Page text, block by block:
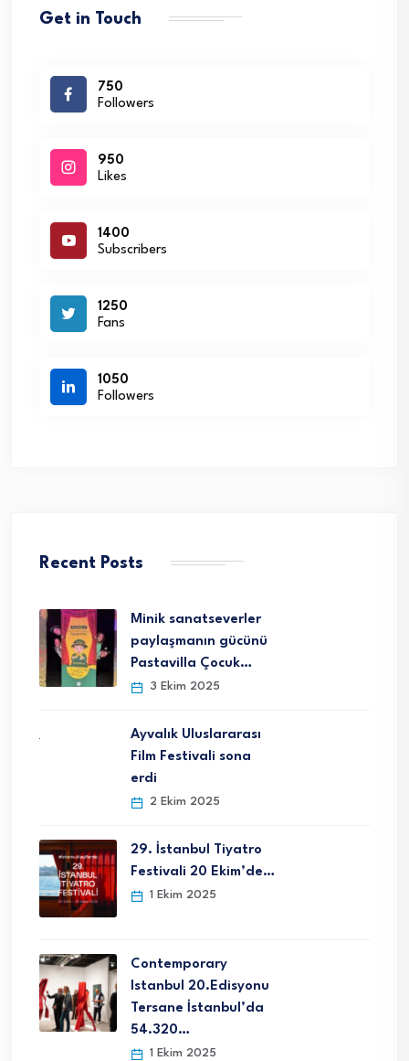
Get in Touch
750
Followers
950
Likes
1400
Subscribers
1250
Fans
1050
Followers
Recent Posts
Minik sanatseverler
paylaşmanın gücünü
Pastavilla Çocuk…
3 Ekim 2025
Ayvalık Uluslararası
Film Festivali sona
erdi
2 Ekim 2025
29. İstanbul Tiyatro
Festivali 20 Ekim’de…
1 Ekim 2025
Contemporary
Istanbul 20.Edisyonu
Tersane İstanbul’da
54.320…
1 Ekim 2025